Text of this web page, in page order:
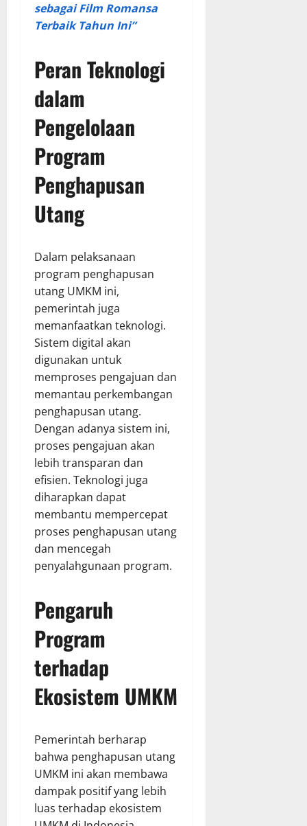
sebagai Film Romansa
Terbaik Tahun Ini”
Peran Teknologi
dalam
Pengelolaan
Program
Penghapusan
Utang
Dalam pelaksanaan
program penghapusan
utang UMKM ini,
pemerintah juga
memanfaatkan teknologi.
Sistem digital akan
digunakan untuk
memproses pengajuan dan
memantau perkembangan
penghapusan utang.
Dengan adanya sistem ini,
proses pengajuan akan
lebih transparan dan
efisien. Teknologi juga
diharapkan dapat
membantu mempercepat
proses penghapusan utang
dan mencegah
penyalahgunaan program.
Pengaruh
Program
terhadap
Ekosistem UMKM
Pemerintah berharap
bahwa penghapusan utang
UMKM ini akan membawa
dampak positif yang lebih
luas terhadap ekosistem